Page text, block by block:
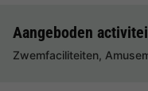
Aangeboden
Zwemfaciliteiten,